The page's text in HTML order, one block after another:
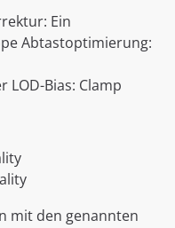
Ein
Abtastoptimierung:
LOD-Bias: Clamp
mit den genannten